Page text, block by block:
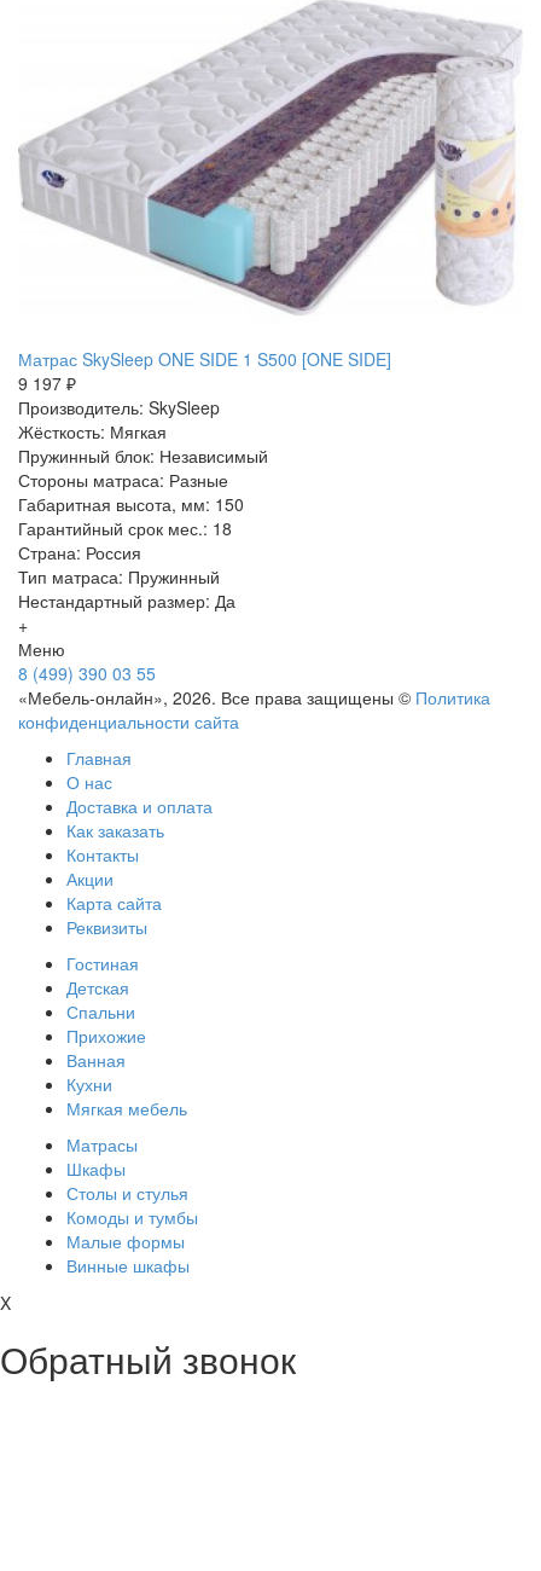
Матрас SkySleep ONE SIDE 1 S500 [ONE SIDE]
9 197 ₽
Производитель: SkySleep
Жёсткость: Мягкая
Пружинный блок: Независимый
Стороны матраса: Разные
Габаритная высота, мм: 150
Гарантийный срок мес.: 18
Страна: Россия
Тип матраса: Пружинный
Нестандартный размер: Да
+
Меню
8 (499) 390 03 55
«Мебель-онлайн», 2026. Все права защищены © Политика
конфиденциальности сайта
Главная
О нас
Доставка и оплата
Как заказать
Контакты
Акции
Карта сайта
Реквизиты
Гостиная
Детская
Спальни
Прихожие
Ванная
Кухни
Мягкая мебель
Матрасы
Шкафы
Столы и стулья
Комоды и тумбы
Малые формы
Винные шкафы
X
Обратный звонок